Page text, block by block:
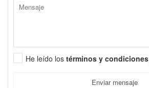
He leído los términos y condiciones
Enviar mensaje